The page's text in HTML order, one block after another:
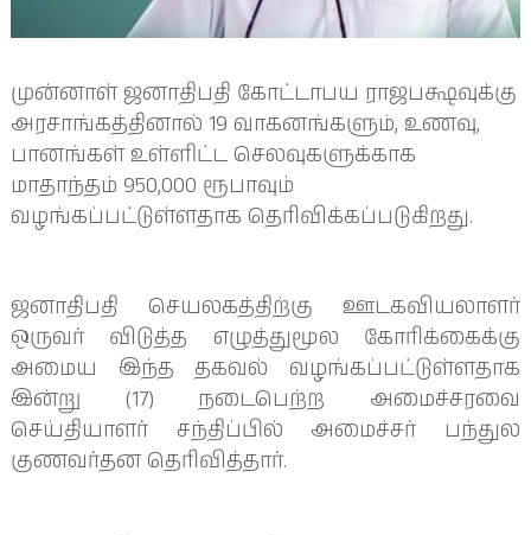
முன்னாள் ஜனாதிபதி கோட்டாபய ராஜபக்ஷவுக்கு
அரசாங்கத்தினால் 19 வாகனங்களும், உணவு,
பானங்கள் உள்ளிட்ட செலவுகளுக்காக
மாதாந்தம் 950,000 ரூபாவும்
வழங்கப்பட்டுள்ளதாக தெரிவிக்கப்படுகிறது.
ஜனாதிபதி செயலகத்திற்கு ஊடகவியலாளர்
ஒருவர் விடுத்த எழுத்துமூல கோரிக்கைக்கு
அமைய இந்த தகவல் வழங்கப்பட்டுள்ளதாக
இன்று (17) நடைபெற்ற அமைச்சரவை
செய்தியாளர் சந்திப்பில் அமைச்சர் பந்துல
குணவர்தன தெரிவித்தார்.